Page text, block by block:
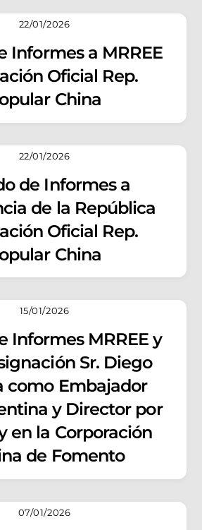
22/01/2026
Informes a MRREE
Oficial Rep.
China
22/01/2026
de Informes a
de la República
Oficial Rep.
China
15/01/2026
Informes MRREE y
Sr. Diego
como Embajador
y Director por
en la Corporación
de Fomento
07/01/2026